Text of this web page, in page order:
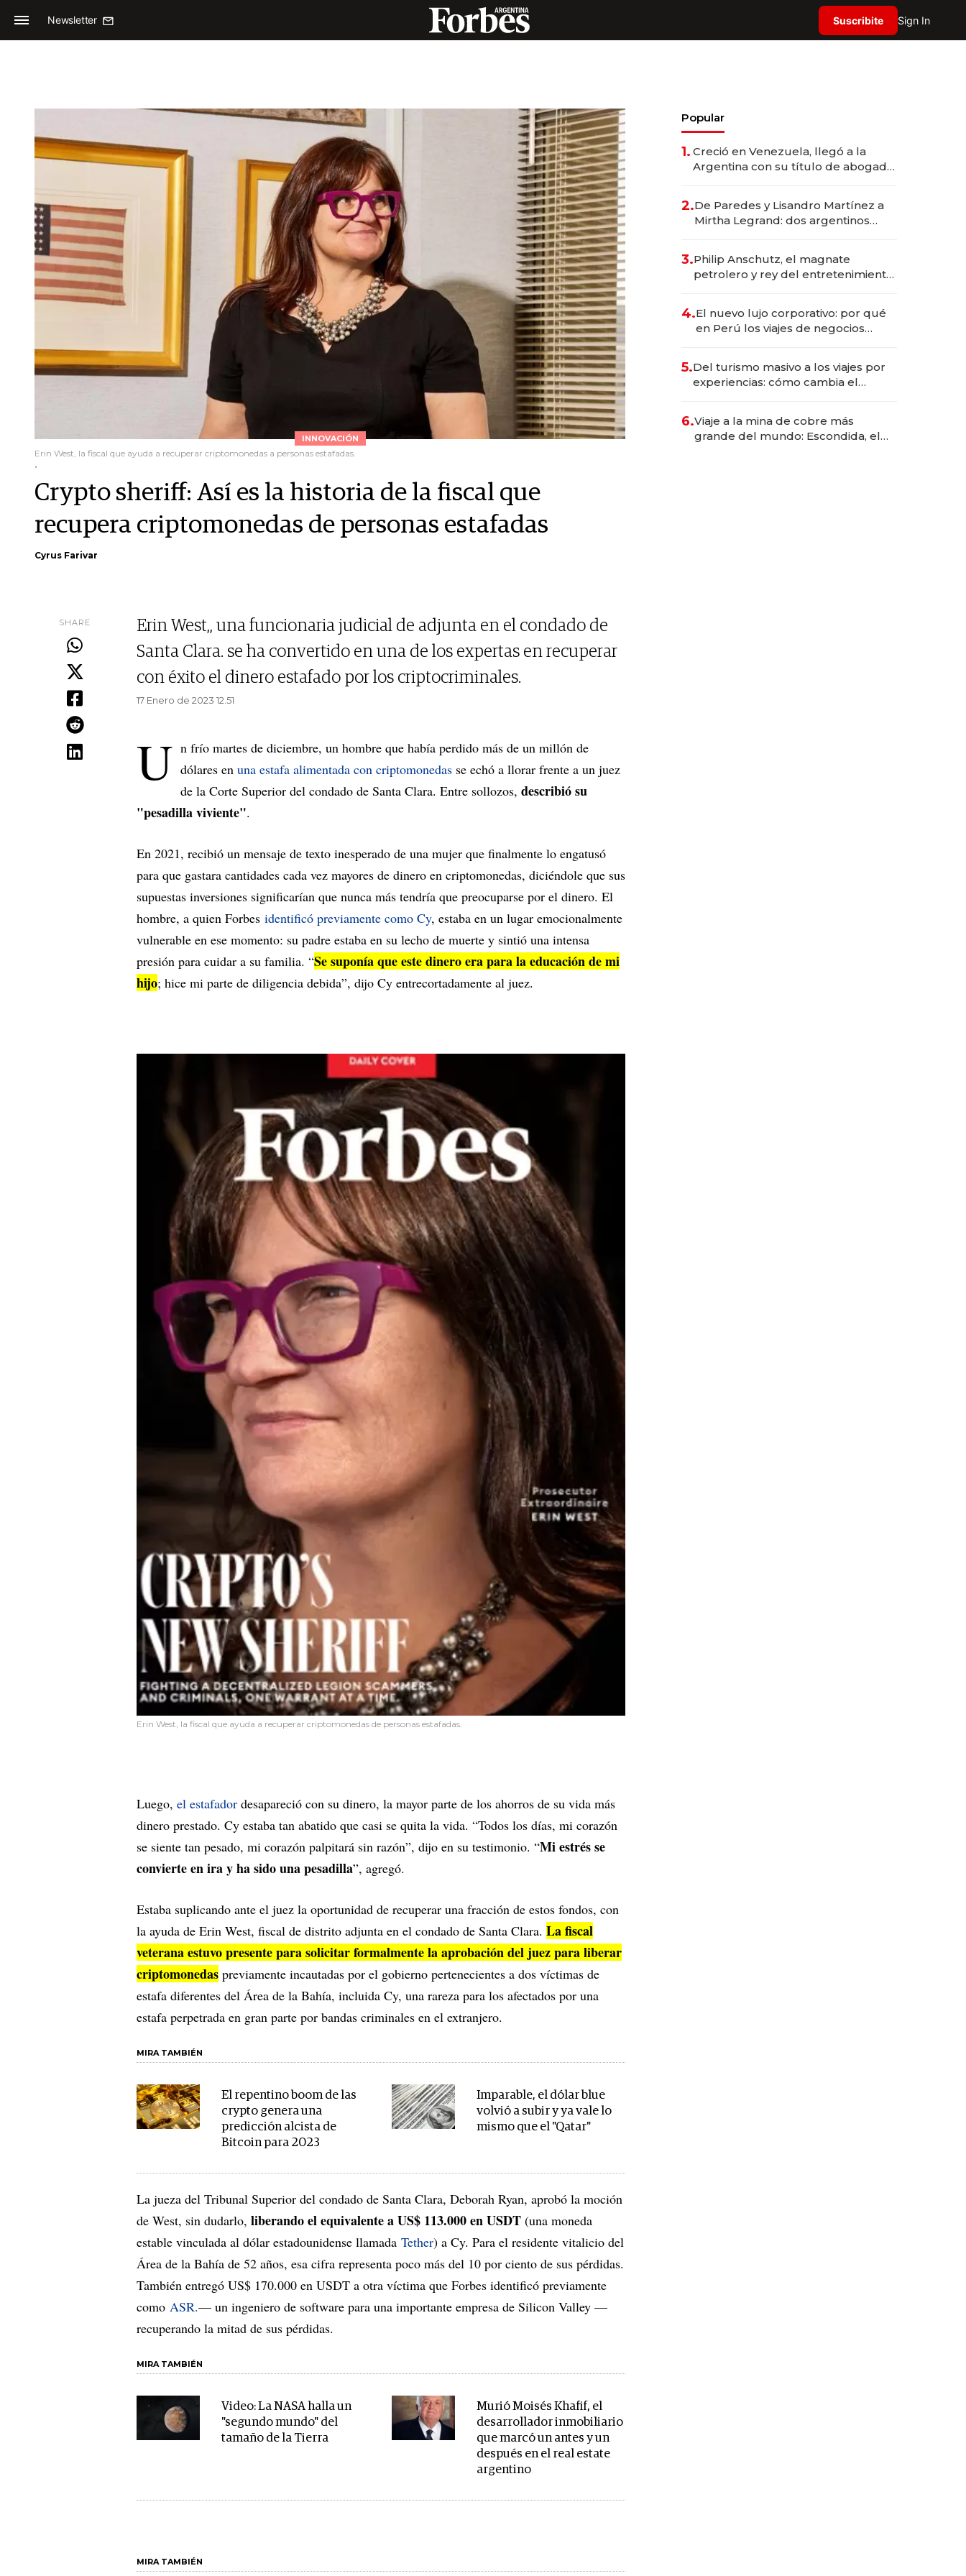
Newsletter Suscribite Sign In
INNOVACIÓN
Erin West, la fiscal que ayuda a recuperar criptomonedas a personas estafadas.
.
Crypto sheriff: Así es la historia de la fiscal que
recupera criptomonedas de personas estafadas
Cyrus Farivar
SHARE
Erin West,, una funcionaria judicial de adjunta en el condado de
Santa Clara. se ha convertido en una de los expertas en recuperar
con éxito el dinero estafado por los criptocriminales.
17 Enero de 2023 12.51
U n frío martes de diciembre, un hombre que había perdido más de un millón de
dólares en una estafa alimentada con criptomonedas se echó a llorar frente a un juez
de la Corte Superior del condado de Santa Clara. Entre sollozos, describió su
"pesadilla viviente".
En 2021, recibió un mensaje de texto inesperado de una mujer que finalmente lo engatusó
para que gastara cantidades cada vez mayores de dinero en criptomonedas, diciéndole que sus
supuestas inversiones significarían que nunca más tendría que preocuparse por el dinero. El
hombre, a quien Forbes identificó previamente como Cy, estaba en un lugar emocionalmente
vulnerable en ese momento: su padre estaba en su lecho de muerte y sintió una intensa
presión para cuidar a su familia. “Se suponía que este dinero era para la educación de mi
hijo; hice mi parte de diligencia debida”, dijo Cy entrecortadamente al juez.
Erin West, la fiscal que ayuda a recuperar criptomonedas de personas estafadas.
Luego, el estafador desapareció con su dinero, la mayor parte de los ahorros de su vida más
dinero prestado. Cy estaba tan abatido que casi se quita la vida. “Todos los días, mi corazón
se siente tan pesado, mi corazón palpitará sin razón”, dijo en su testimonio. “Mi estrés se
convierte en ira y ha sido una pesadilla”, agregó.
Estaba suplicando ante el juez la oportunidad de recuperar una fracción de estos fondos, con
la ayuda de Erin West, fiscal de distrito adjunta en el condado de Santa Clara. La fiscal
veterana estuvo presente para solicitar formalmente la aprobación del juez para liberar
criptomonedas previamente incautadas por el gobierno pertenecientes a dos víctimas de
estafa diferentes del Área de la Bahía, incluida Cy, una rareza para los afectados por una
estafa perpetrada en gran parte por bandas criminales en el extranjero.
MIRA TAMBIÉN
El repentino boom de las
crypto genera una
predicción alcista de
Bitcoin para 2023
Imparable, el dólar blue
volvió a subir y ya vale lo
mismo que el "Qatar"
La jueza del Tribunal Superior del condado de Santa Clara, Deborah Ryan, aprobó la moción
de West, sin dudarlo, liberando el equivalente a US$ 113.000 en USDT (una moneda
estable vinculada al dólar estadounidense llamada Tether) a Cy. Para el residente vitalicio del
Área de la Bahía de 52 años, esa cifra representa poco más del 10 por ciento de sus pérdidas.
También entregó US$ 170.000 en USDT a otra víctima que Forbes identificó previamente
como ASR.— un ingeniero de software para una importante empresa de Silicon Valley —
recuperando la mitad de sus pérdidas.
MIRA TAMBIÉN
Video: La NASA halla un
"segundo mundo" del
tamaño de la Tierra
Murió Moisés Khafif, el
desarrollador inmobiliario
que marcó un antes y un
después en el real estate
argentino
MIRA TAMBIÉN
Popular
1. Creció en Venezuela, llegó a la
Argentina con su título de abogado
marcas "fast premium"
2.De Paredes y Lisandro Martínez a
Mirtha Legrand: dos argentinos
3.Philip Anschutz, el magnate
petrolero y rey del entretenimiento
4.El nuevo lujo corporativo: por qué
en Perú los viajes de negocios
transformadoras
5.Del turismo masivo a los viajes por
experiencias: cómo cambia el
6.Viaje a la mina de cobre más
grande del mundo: Escondida, el